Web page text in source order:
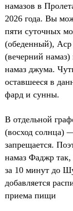
намазов в
2026 года. Вы
пяти суточных
(обеденный),
(вечерний
намаз джума.
оставшееся в
фард и сунны.
В отдельной
(восход солнца)
запрещается.
намаз Фаджр так,
за 10 минут до
добавляется
приема пищи